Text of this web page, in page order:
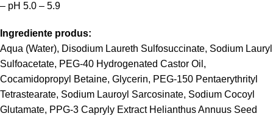
– pH 5.0 – 5.9
Ingrediente produs:
Aqua (Water), Disodium Laureth Sulfosuccinate, Sodium Lauryl
Sulfoacetate, PEG-40 Hydrogenated Castor Oil,
Cocamidopropyl Betaine, Glycerin, PEG-150 Pentaerythrityl
Tetrastearate, Sodium Lauroyl Sarcosinate, Sodium Cocoyl
Glutamate, PPG-3 Capryly Extract Helianthus Annuus Seed